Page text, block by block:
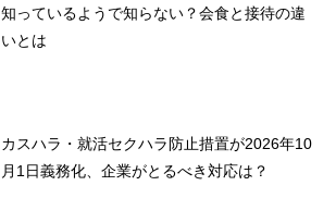
知っているようで知らない？会食と接待の違
いとは
カスハラ・就活セクハラ防止措置が2026年10
月1日義務化、企業がとるべき対応は？